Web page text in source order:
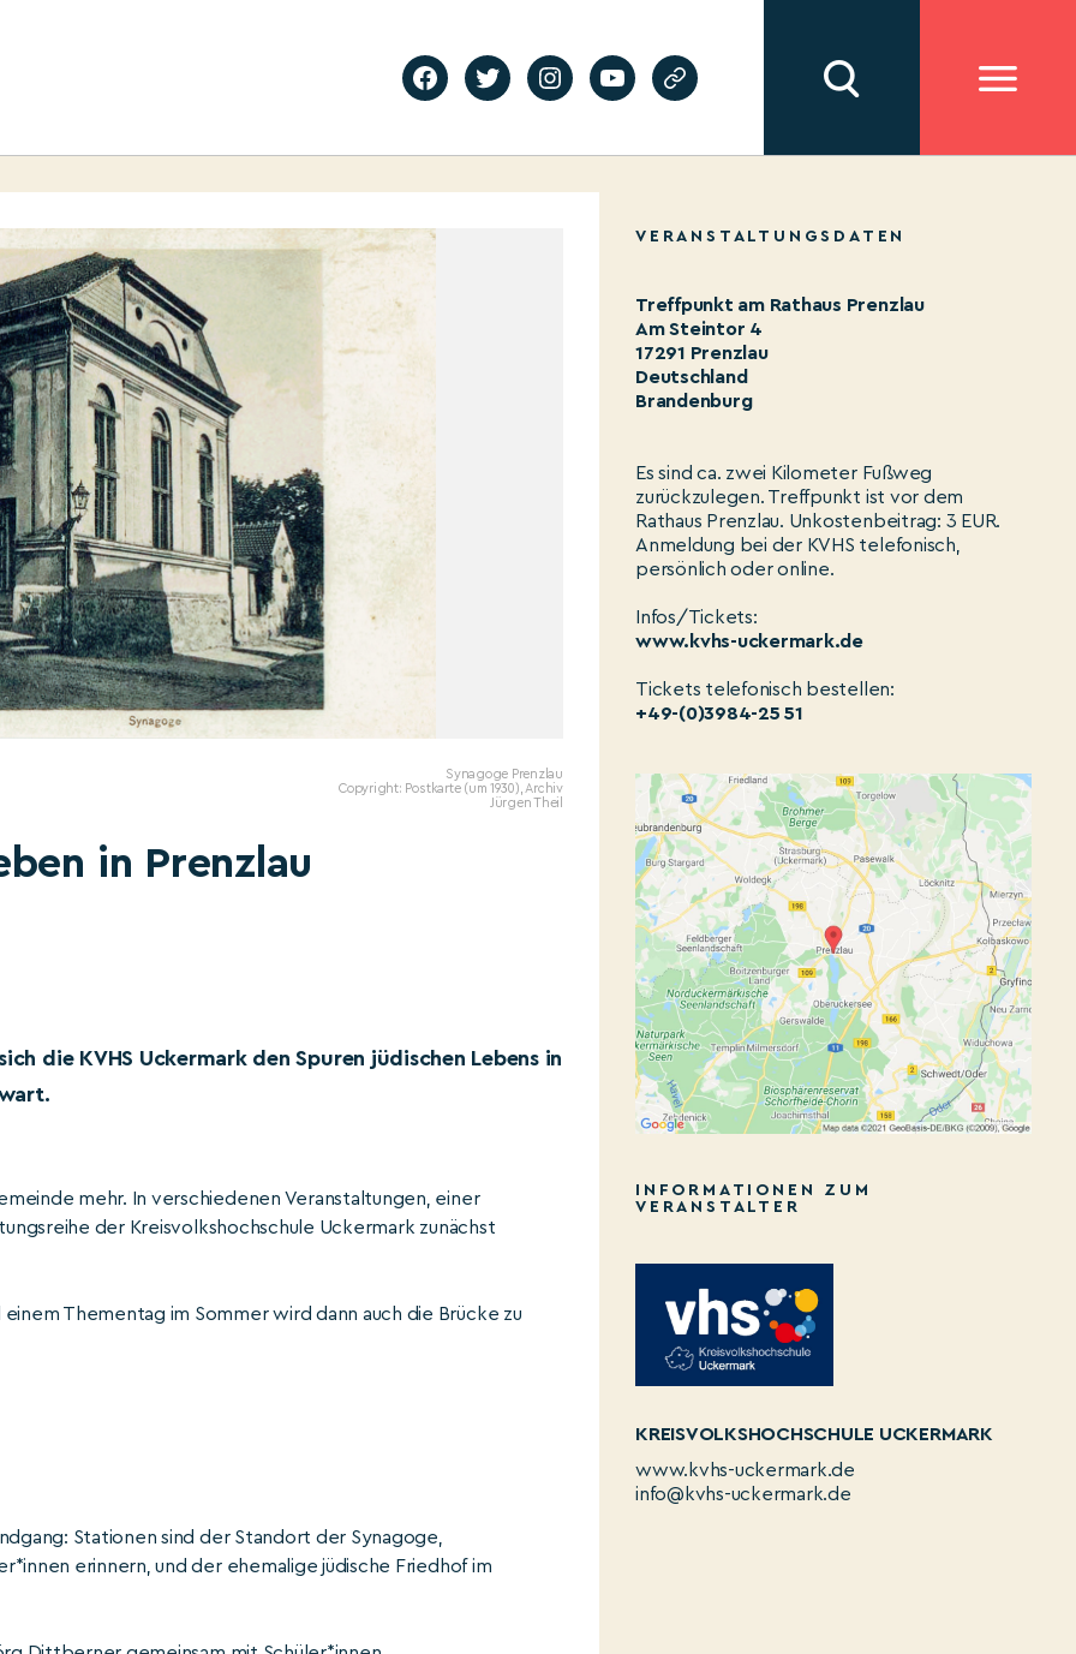
Synagoge Prenzlau
Copyright: Postkarte (um 1930), Archiv
Jürgen Theil
in Prenzlau
die KVHS Uckermark den Spuren jüdischen Lebens in
mehr. In verschiedenen Veranstaltungen, einer
der Kreisvolkshochschule Uckermark zunächst
Thementag im Sommer wird dann auch die Brücke zu
Stationen sind der Standort der Synagoge,
erinnern, und der ehemalige jüdische Friedhof im
VERANSTALTUNGSDATEN
Treffpunkt am Rathaus Prenzlau
Am Steintor 4
17291 Prenzlau
Deutschland
Brandenburg
Es sind ca. zwei Kilometer Fußweg
zurückzulegen. Treffpunkt ist vor dem
Rathaus Prenzlau. Unkostenbeitrag: 3 EUR.
Anmeldung bei der KVHS telefonisch,
persönlich oder online.
Infos/Tickets:
www.kvhs-uckermark.de
Tickets telefonisch bestellen:
+49-(0)3984-25 51
INFORMATIONEN ZUM
VERANSTALTER
KREISVOLKSHOCHSCHULE UCKERMARK
www.kvhs-uckermark.de
info@kvhs-uckermark.de